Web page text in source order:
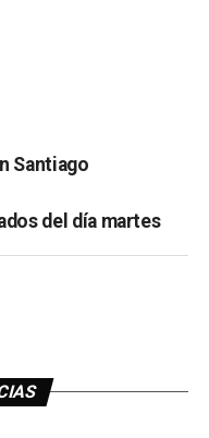
Santiago
del día martes